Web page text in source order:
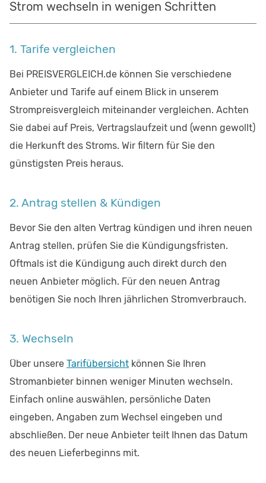
Strom wechseln in wenigen Schritten
1. Tarife vergleichen
Bei PREISVERGLEICH.de können Sie verschiedene
Anbieter und Tarife auf einem Blick in unserem
Strompreisvergleich miteinander vergleichen. Achten
Sie dabei auf Preis, Vertragslaufzeit und (wenn gewollt)
die Herkunft des Stroms. Wir filtern für Sie den
günstigsten Preis heraus.
2. Antrag stellen & Kündigen
Bevor Sie den alten Vertrag kündigen und ihren neuen
Antrag stellen, prüfen Sie die Kündigungsfristen.
Oftmals ist die Kündigung auch direkt durch den
neuen Anbieter möglich. Für den neuen Antrag
benötigen Sie noch Ihren jährlichen Stromverbrauch.
3. Wechseln
Über unsere Tarifübersicht können Sie Ihren
Stromanbieter binnen weniger Minuten wechseln.
Einfach online auswählen, persönliche Daten
eingeben, Angaben zum Wechsel eingeben und
abschließen. Der neue Anbieter teilt Ihnen das Datum
des neuen Lieferbeginns mit.